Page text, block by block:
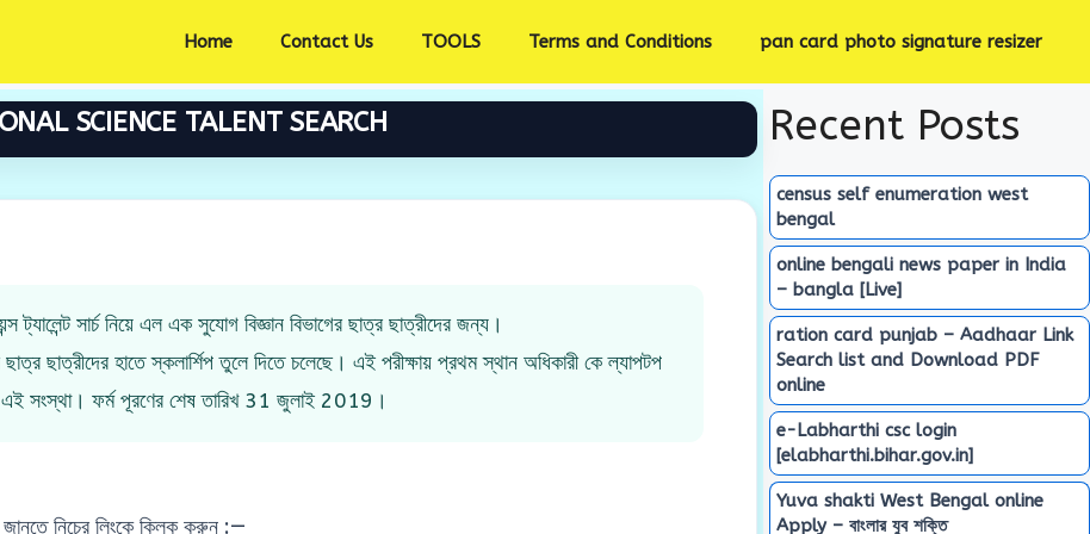
Home Contact Us TOOLS Terms and Conditions pan card photo signature resizer
SCIENCE TALENT SEARCH
ট্যালেন্ট সার্চ নিয়ে এল এক সুযোগ বিজ্ঞান বিভাগের ছাত্র ছাত্রীদের জন্য।
ছাত্র ছাত্রীদের হাতে স্কলার্শিপ তুলে দিতে চলেছে। এই পরীক্ষায় প্রথম স্থান অধিকারী কে ল্যাপটপ
এই সংস্থা। ফর্ম পূরণের শেষ তারিখ 31 জুলাই 2019।
নিচের লিংকে ক্লিক করুন :—
Recent Posts
census self enumeration west
bengal
online bengali news paper in India
– bangla [Live]
ration card punjab – Aadhaar Link
Search list and Download PDF
online
e-Labharthi csc login
[elabharthi.bihar.gov.in]
Yuva shakti West Bengal online
Apply – বাংলার যুব শক্তি